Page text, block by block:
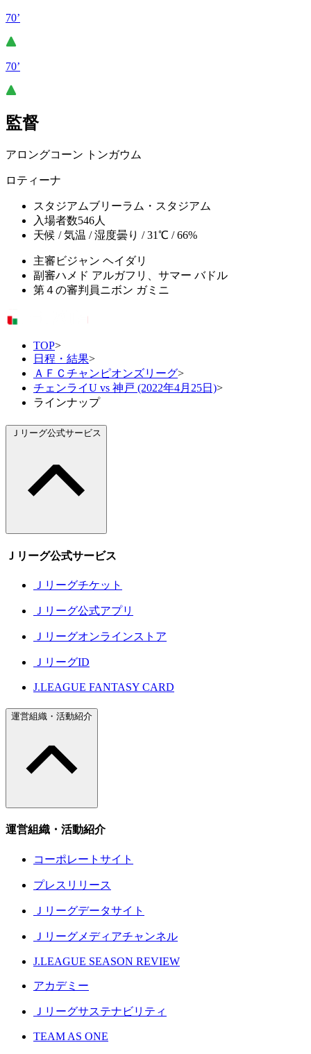
70’
70’
監督
アロングコーン トンガウム
ロティーナ
スタジアムブリーラム・スタジアム
入場者数546人
天候 / 気温 / 湿度曇り / 31℃ / 66%
主審 ビジャン ヘイダリ
副審ハメド アルガフリ、サマー バドル
第４の審判員ニボン ガミニ
TOP>
日程・結果>
ＡＦＣチャンピオンズリーグ>
チェンライU vs 神戸 (2022年4月25日)>
ラインナップ
Ｊリーグ公式サービス
Ｊリーグ公式サービス
Ｊリーグチケット
Ｊリーグ公式アプリ
Ｊリーグオンラインストア
ＪリーグID
J.LEAGUE FANTASY CARD
運営組織・活動紹介
運営組織・活動紹介
コーポレートサイト
プレスリリース
Ｊリーグデータサイト
Ｊリーグメディアチャンネル
J.LEAGUE SEASON REVIEW
アカデミー
Ｊリーグサステナビリティ
TEAM AS ONE